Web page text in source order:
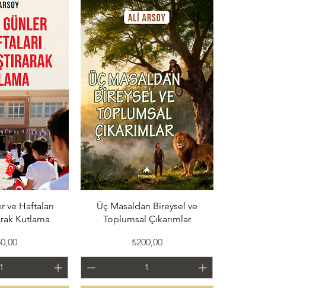
Bakış
ve Haftaları
Kutlama
Hızlı Bakış
Üç Masaldan Bireysel ve
Toplumsal Çıkarımlar
Fiyat
₺200,00